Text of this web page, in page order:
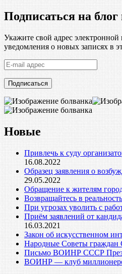
Подписаться на блог
Укажите свой адрес
уведомления о новых записях в
E-
mail
адрес
Новые
Привлечь к суду
16.08.2022
Образец заявления о
29.05.2022
Обращение к жителям
Возвращайтесь в
При угрозах уволить с
Приём заявлений от
16.03.2021
Закон об искусственном
Народные Советы
Письмо ВОИНР СССР
ВОИНР — клуб